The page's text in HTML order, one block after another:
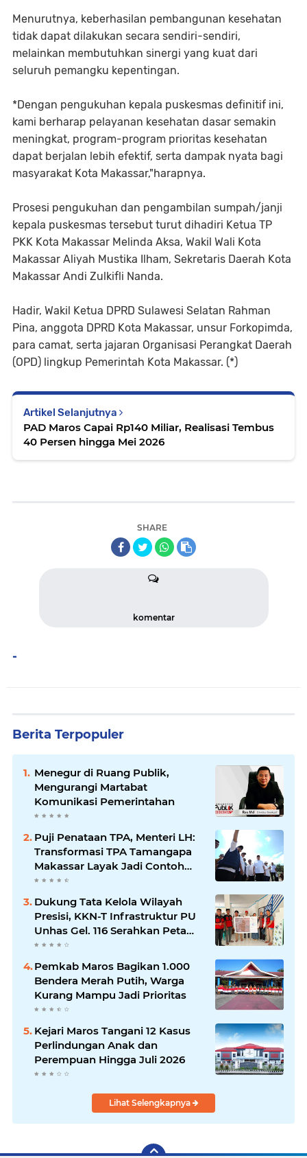
Menurutnya, keberhasilan pembangunan kesehatan
tidak dapat dilakukan secara sendiri-sendiri,
melainkan membutuhkan sinergi yang kuat dari
seluruh pemangku kepentingan.
*Dengan pengukuhan kepala puskesmas definitif ini,
kami berharap pelayanan kesehatan dasar semakin
meningkat, program-program prioritas kesehatan
dapat berjalan lebih efektif, serta dampak nyata bagi
masyarakat Kota Makassar,"harapnya.
Prosesi pengukuhan dan pengambilan sumpah/janji
kepala puskesmas tersebut turut dihadiri Ketua TP
PKK Kota Makassar Melinda Aksa, Wakil Wali Kota
Makassar Aliyah Mustika Ilham, Sekretaris Daerah Kota
Makassar Andi Zulkifli Nanda.
Hadir, Wakil Ketua DPRD Sulawesi Selatan Rahman
Pina, anggota DPRD Kota Makassar, unsur Forkopimda,
para camat, serta jajaran Organisasi Perangkat Daerah
(OPD) lingkup Pemerintah Kota Makassar. (*)
Artikel Selanjutnya
PAD Maros Capai Rp140 Miliar, Realisasi Tembus
40 Persen hingga Mei 2026
SHARE
komentar
-
Berita Terpopuler
Menegur di Ruang Publik,
Mengurangi Martabat
Komunikasi Pemerintahan
Puji Penataan TPA, Menteri LH:
Transformasi TPA Tamangapa
Makassar Layak Jadi Contoh
Nasional
Dukung Tata Kelola Wilayah
Presisi, KKN-T Infrastruktur PU
Unhas Gel. 116 Serahkan Peta
Batas Dusun Berbasis GIS ke
Pemkab Maros Bagikan 1.000
Bendera Merah Putih, Warga
Kurang Mampu Jadi Prioritas
Kejari Maros Tangani 12 Kasus
Perlindungan Anak dan
Perempuan Hingga Juli 2026
Lihat Selengkapnya